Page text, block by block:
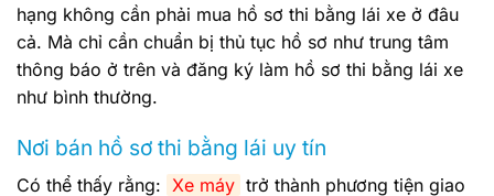
hạng không cần phải mua hồ sơ thi bằng lái xe ở đâu
cả. Mà chỉ cần chuẩn bị thủ tục hồ sơ như trung tâm
thông báo ở trên và đăng ký làm hồ sơ thi bằng lái xe
như bình thường.
Nơi bán hồ sơ thi bằng lái uy tín
Có thể thấy rằng: Xe máy trở thành phương tiện giao